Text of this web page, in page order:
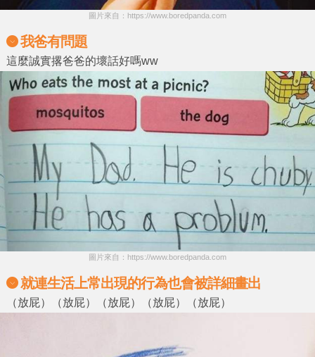
圖片來自：https://www.boredpanda.com
我爸有問題
這麼誠實撂爸爸的壞話好嗎ww
圖片來自：https://www.boredpanda.com
就連生活上常出現的行為也會被詳細畫出
（放屁）（放屁）（放屁）（放屁）（放屁）